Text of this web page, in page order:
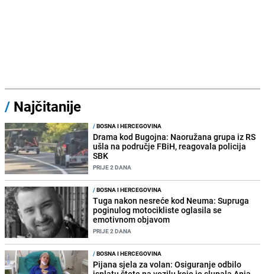
/ Najčitanije
/BOSNA I HERCEGOVINA
Drama kod Bugojna: Naoružana grupa iz RS
ušla na područje FBiH, reagovala policija
SBK
PRIJE 2 DANA
/BOSNA I HERCEGOVINA
Tuga nakon nesreće kod Neuma: Supruga
poginulog motocikliste oglasila se
emotivnom objavom
PRIJE 2 DANA
/BOSNA I HERCEGOVINA
Pijana sjela za volan: Osiguranje odbilo